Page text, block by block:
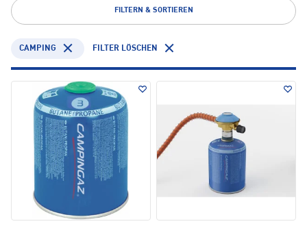
FILTERN & SORTIEREN
CAMPING FILTER LÖSCHEN